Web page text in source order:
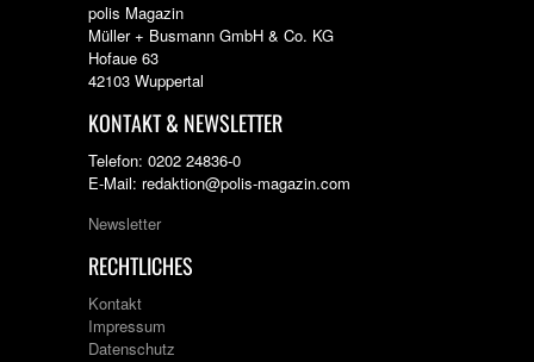
polis Magazin
Müller + Busmann GmbH & Co. KG
Hofaue 63
42103 Wuppertal
KONTAKT & NEWSLETTER
Telefon: 0202 24836-0
E-Mail: redaktion@polis-magazin.com
Newsletter
RECHTLICHES
Kontakt
Impressum
Datenschutz